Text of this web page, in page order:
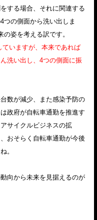
する場合、それに関連する
つの側面から洗い出しま
姿を考える訳です。
いますが、本来であれば
洗い出し、4つの側面に振
数が減少、また感染予防の
政府が自転車通勤を推進す
サイクルビジネスの拡
おそらく自転車通勤が今後
。
向から未来を見据えるのが